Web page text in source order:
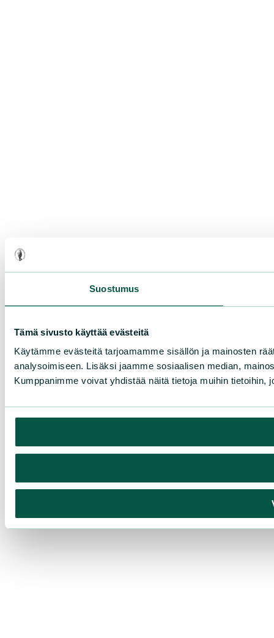
Suostumus
Tämä sivusto käyttää evästeitä
Käytämme evästeitä tarjoamamme sisällön ja mainosten
analysoimiseen. Lisäksi jaamme sosiaalisen median,
Kumppanimme voivat yhdistää näitä tietoja muihin tietoihin,